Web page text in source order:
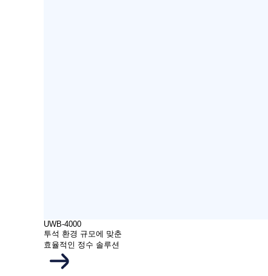
UWB-4000
투석 환경 규모에 맞춘
효율적인 정수 솔루션